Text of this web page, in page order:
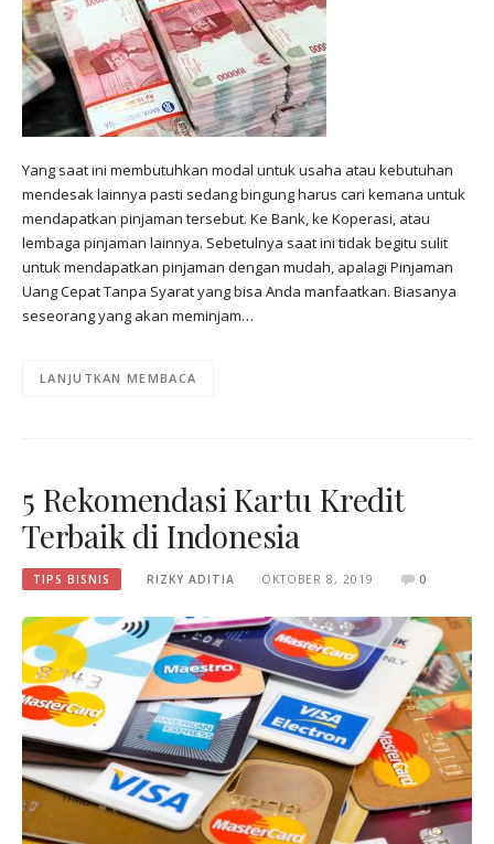
Yang saat ini membutuhkan modal untuk usaha atau kebutuhan
mendesak lainnya pasti sedang bingung harus cari kemana untuk
mendapatkan pinjaman tersebut. Ke Bank, ke Koperasi, atau
lembaga pinjaman lainnya. Sebetulnya saat ini tidak begitu sulit
untuk mendapatkan pinjaman dengan mudah, apalagi Pinjaman
Uang Cepat Tanpa Syarat yang bisa Anda manfaatkan. Biasanya
seseorang yang akan meminjam…
LANJUTKAN MEMBACA
5 Rekomendasi Kartu Kredit
Terbaik di Indonesia
TIPS BISNIS RIZKY ADITIA OKTOBER 8, 2019 0